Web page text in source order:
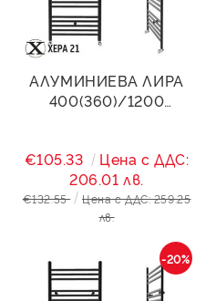
АЛУМИНИЕВА ЛИРА
400(360)/1200
€105.33
Цена с ДДС:
206.01 лв.
€132.55
Цена с ДДС: 259.25
лв.
-20%